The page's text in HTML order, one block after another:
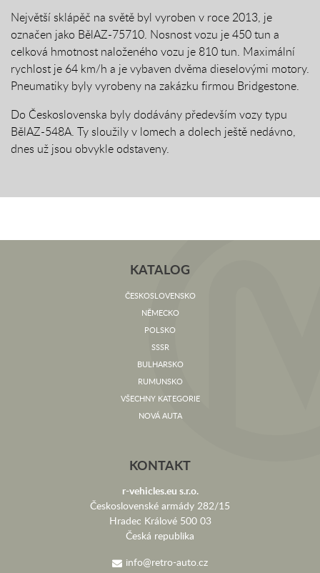
Největší sklápěč na světě byl vyroben v roce 2013, je
označen jako BělAZ-75710. Nosnost vozu je 450 tun a
celková hmotnost naloženého vozu je 810 tun. Maximální
rychlost je 64 km/h a je vybaven dvěma dieselovými motory.
Pneumatiky byly vyrobeny na zakázku firmou Bridgestone.
Do Československa byly dodávány především vozy typu
BělAZ-548A. Ty sloužily v lomech a dolech ještě nedávno,
dnes už jsou obvykle odstaveny.
KATALOG
ČESKOSLOVENSKO
NĚMECKO
POLSKO
SSSR
BULHARSKO
RUMUNSKO
VŠECHNY KATEGORIE
NOVÁ AUTA
KONTAKT
r-vehicles.eu s.r.o.
Československé armády 282/15
Hradec Králové 500 03
Česká republika
info@retro-auto.cz